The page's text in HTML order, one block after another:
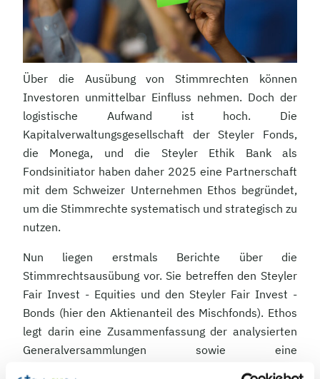
Über die Ausübung von Stimmrechten können
Investoren unmittelbar Einfluss nehmen. Doch der
logistische Aufwand ist hoch. Die
Kapitalverwaltungsgesellschaft der Steyler Fonds,
die Monega, und die Steyler Ethik Bank als
Fondsinitiator haben daher 2025 eine Partnerschaft
mit dem Schweizer Unternehmen Ethos begründet,
um die Stimmrechte systematisch und strategisch zu
nutzen.
Nun liegen erstmals Berichte über die
Stimmrechtsausübung vor. Sie betreffen den Steyler
Fair Invest - Equities und den Steyler Fair Invest -
Bonds (hier den Aktienanteil des Mischfonds). Ethos
legt darin eine Zusammenfassung der analysierten
Generalversammlungen sowie eine